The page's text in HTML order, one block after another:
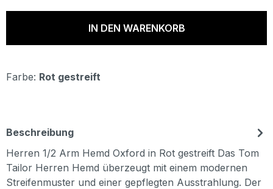
IN DEN WARENKORB
Farbe: Rot gestreift
Beschreibung
Herren 1/2 Arm Hemd Oxford in Rot gestreift Das Tom
Tailor Herren Hemd überzeugt mit einem modernen
Streifenmuster und einer gepflegten Ausstrahlung. Der